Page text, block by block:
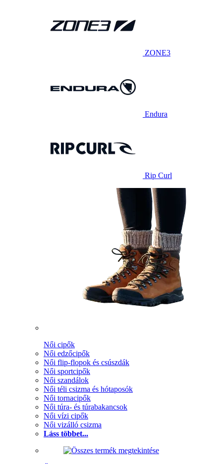
ZONE3
Endura
Rip Curl
Női cipők
Női edzőcipők
Női flip-flopok és csúszdák
Női sportcipők
Női szandálok
Női téli csizma és hótaposók
Női tornacipők
Női túra- és túrabakancsok
Női vízi cipők
Női vizálló csizma
Láss többet...